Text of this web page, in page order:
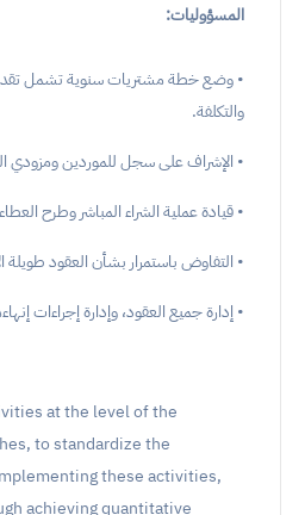
المسؤوليات:
• وضع خطة مشتريات سنوية تشمل
والتكلفة.
• الإشراف على سجل للموردين ومزودي
• قيادة عملية الشراء المباشر وطرح
• التفاوض باستمرار بشأن العقود طويلة
• إدارة جميع العقود، وإدارة إجراءات
at the level of the
to standardize the
these activities,
achieving quantitative